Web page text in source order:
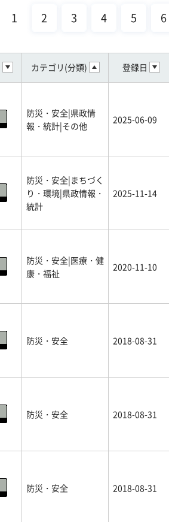
1 2 3 4 5 6
カテゴリ(分類) 登録日
防災・安全|県政情
報・統計|その他
2025-06-09
防災・安全|まちづく
り・環境|県政情報・
統計
2025-11-14
防災・安全|医療・健
康・福祉
2020-11-10
防災・安全 2018-08-31
防災・安全 2018-08-31
防災・安全 2018-08-31